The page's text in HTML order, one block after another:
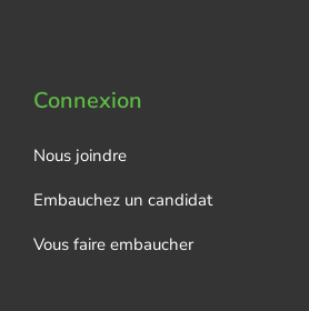
Connexion
Nous joindre
Embauchez un candidat
Vous faire embaucher